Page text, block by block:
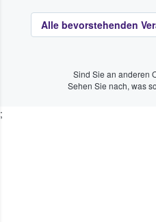
Alle bevorstehenden
Sind Sie an anderen
Sehen Sie nach, was
;